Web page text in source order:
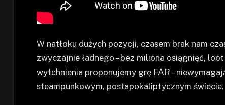
W natłoku dużych pozycji, czasem brak nam
zwyczajnie ładnego – bez miliona osiągnięć,
wytchnienia proponujemy grę FAR –
steampunkowym, postapokaliptycznym świecie.